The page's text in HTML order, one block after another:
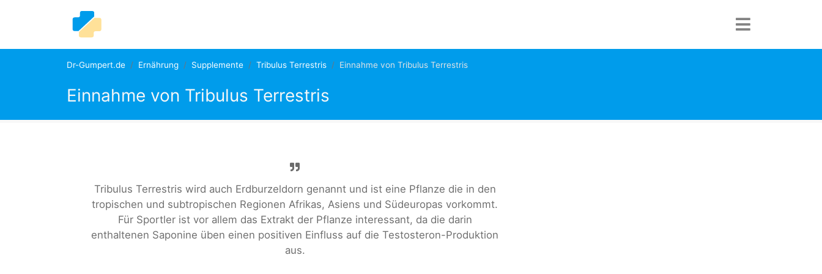
Dr-Gumpert.de Ernährung Supplemente Tribulus Terrestris Einnahme von Tribulus Terrestris
Einnahme von Tribulus Terrestris
Tribulus Terrestris wird auch Erdburzeldorn genannt und ist eine Pflanze die in den
tropischen und subtropischen Regionen Afrikas, Asiens und Südeuropas vorkommt.
Für Sportler ist vor allem das Extrakt der Pflanze interessant, da die darin
enthaltenen Saponine üben einen positiven Einfluss auf die Testosteron-Produktion
aus.